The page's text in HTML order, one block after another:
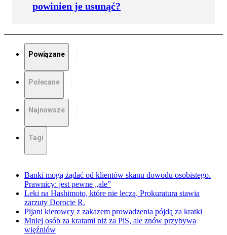
powinien je usunąć?
Powiązane
Polecane
Najnowsze
Tagi
Banki mogą żądać od klientów skanu dowodu osobistego.
Prawnicy: jest pewne „ale”
Leki na Hashimoto, które nie leczą. Prokuratura stawia
zarzuty Dorocie R.
Pijani kierowcy z zakazem prowadzenia pójdą za kratki
Mniej osób za kratami niż za PiS, ale znów przybywa
więźniów